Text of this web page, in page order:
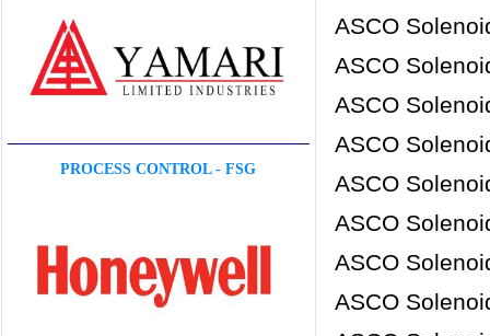
PROCESS CONTROL - FSG
ASCO
ASCO
ASCO
ASCO
ASCO
ASCO
ASCO
ASCO